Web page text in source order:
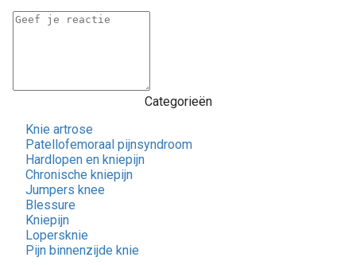
Categorieën
Knie artrose
Patellofemoraal pijnsyndroom
Hardlopen en kniepijn
Chronische kniepijn
Jumpers knee
Blessure
Kniepijn
Lopersknie
Pijn binnenzijde knie